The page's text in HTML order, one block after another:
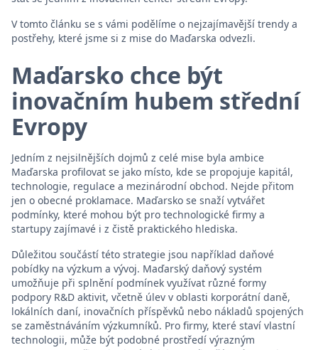
V tomto článku se s vámi podělíme o nejzajímavější trendy a
postřehy, které jsme si z mise do Maďarska odvezli.
Maďarsko chce být
inovačním hubem střední
Evropy
Jedním z nejsilnějších dojmů z celé mise byla ambice
Maďarska profilovat se jako místo, kde se propojuje kapitál,
technologie, regulace a mezinárodní obchod. Nejde přitom
jen o obecné proklamace. Maďarsko se snaží vytvářet
podmínky, které mohou být pro technologické firmy a
startupy zajímavé i z čistě praktického hlediska.
Důležitou součástí této strategie jsou například daňové
pobídky na výzkum a vývoj. Maďarský daňový systém
umožňuje při splnění podmínek využívat různé formy
podpory R&D aktivit, včetně úlev v oblasti korporátní daně,
lokálních daní, inovačních příspěvků nebo nákladů spojených
se zaměstnáváním výzkumníků. Pro firmy, které staví vlastní
technologii, může být podobné prostředí výrazným